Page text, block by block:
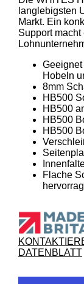
langlebigsten
Markt. Ein
Support
Hobeln
8mm
HB500
HB500
HB500
HB500
Flache
DATENBLATT